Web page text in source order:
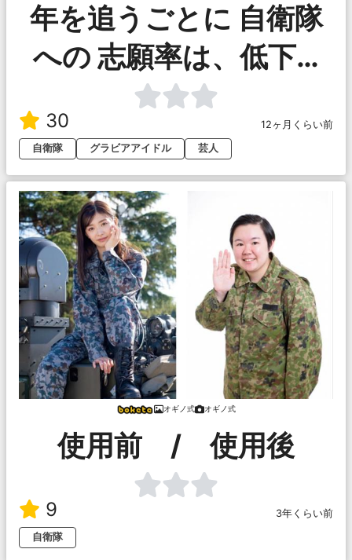
年を追うごとに 自衛隊
への 志願率は、低下…
30
12ヶ月くらい前
自衛隊
グラビアアイドル 芸人
オギノ式 オギノ式
使用前 / 使用後
9
3年くらい前
自衛隊